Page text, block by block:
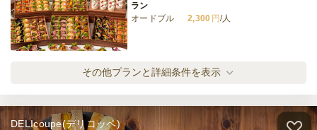
ラン
オードブル
2,300 円/人
創作和フレンチ小分け・折箱のデラックスプ
ラン
その他プランと詳細条件を表示
DELIcoupe(デリコッペ)